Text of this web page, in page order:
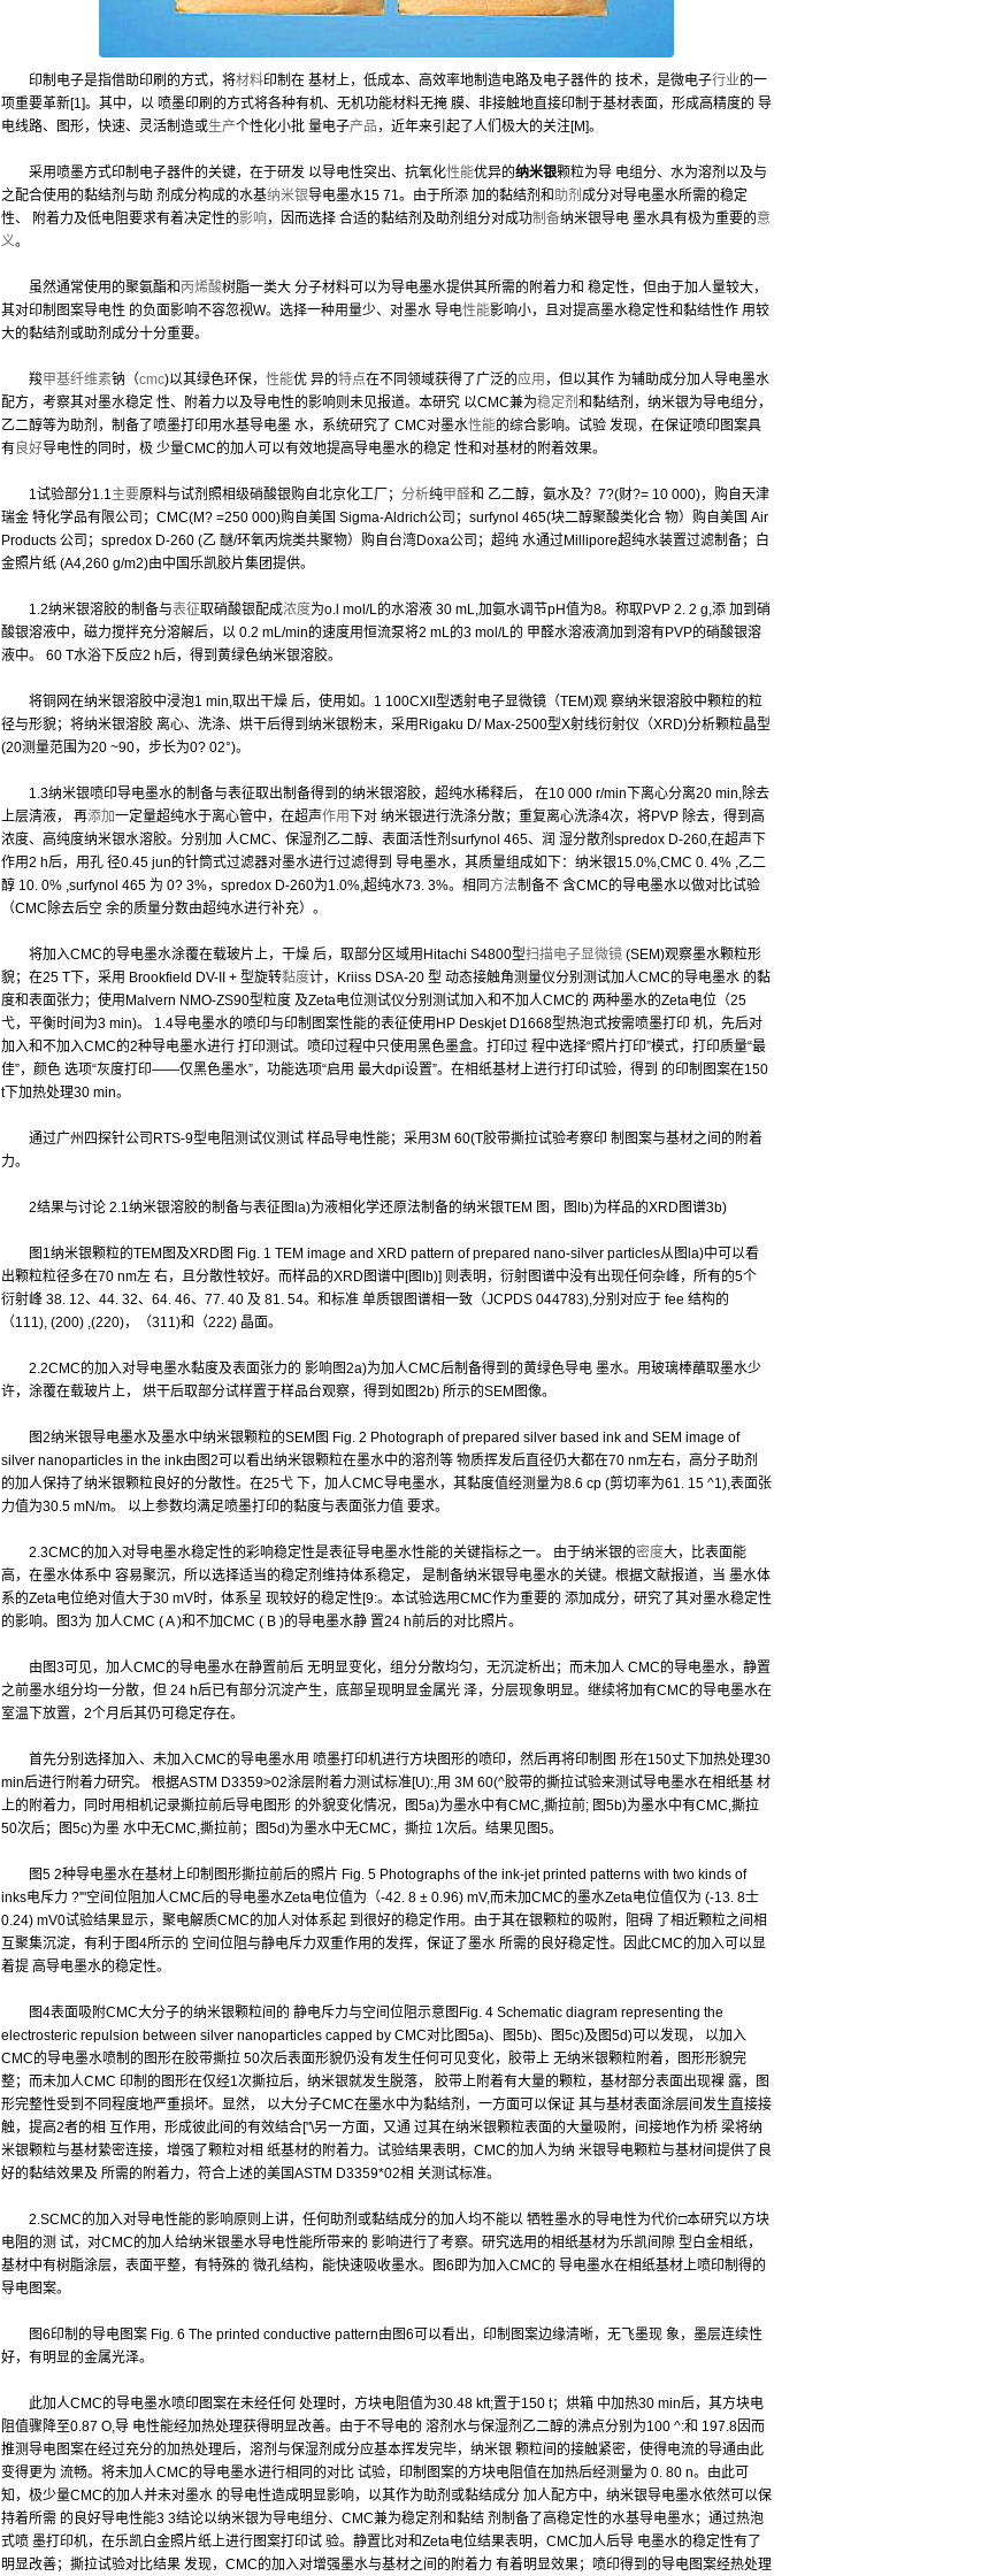
印制电子是指借助印刷的方式，将材料印制在 基材上，低成本、高效率地制造电路及电子器件的 技术，是微电子行业的一
项重要革新[1]。其中，以 喷墨印刷的方式将各种有机、无机功能材料无掩 膜、非接触地直接印制于基材表面，形成高精度的 导
电线路、图形，快速、灵活制造或生产个性化小批 量电子产品 ，近年来引起了人们极大的关注[M]。
采用喷墨方式印制电子器件的关键，在于研发 以导电性突出、抗氧化性能优异的纳米银颗粒为导 电组分、水为溶剂以及与
之配合使用的黏结剂与助 剂成分构成的水基纳米银导电墨水15 71。由于所添 加的黏结剂和助剂 成分对导电墨水所需的稳定
性、 附着力及低电阻要求有着决定性的影响 ，因而选择 合适的黏结剂及助剂组分对成功制备纳米银导电 墨水具有极为重要的意
义。
虽然通常使用的聚氨酯和 丙烯酸树脂一类大 分子材料可以为导电墨水提供其所需的附着力和 稳定性，但由于加人量较大，
其对印制图案导电性 的负面影响不容忽视W。选择一种用量少、对墨水 导电性能影响小，且对提高墨水稳定性和黏结性作 用较
大的黏结剂或助剂成分十分重要。
羧甲基纤维素钠（cmc)以其绿色环保， 性能优 异的特点在不同领域获得了广泛的应用 ，但以其作 为辅助成分加人导电墨水
配方，考察其对墨水稳定 性、附着力以及导电性的影响则未见报道。本研究 以CMC兼为稳定剂 和黏结剂，纳米银为导电组分，
乙二醇等为助剂，制备了喷墨打印用水基导电墨 水，系统研究了 CMC对墨水性能的综合影响。试验 发现，在保证喷印图案具
有 良好导电性的同时，极 少量CMC的加人可以有效地提高导电墨水的稳定 性和对基材的附着效果。
1试验部分1.1主要原料与试剂照相级硝酸银购自北京化工厂； 分析纯甲醛和 乙二醇，氨水及？7?(财?= 10 000)，购自天津
瑞金 特化学品有限公司；CMC(M? =250 000)购自美国 Sigma-Aldrich公司；surfynol 465(块二醇聚酸类化合 物）购自美国 Air
Products 公司；spredox D-260 (乙 醚/环氧丙烷类共聚物）购自台湾Doxa公司；超纯 水通过Millipore超纯水装置过滤制备；白
金照片纸 (A4,260 g/m2)由中国乐凯胶片集团提供。
1.2纳米银溶胶的制备与表征取硝酸银配成浓度为o.l mol/L的水溶液 30 mL,加氨水调节pH值为8。称取PVP 2. 2 g,添 加到硝
酸银溶液中，磁力搅拌充分溶解后，以 0.2 mL/min的速度用恒流泵将2 mL的3 mol/L的 甲醛水溶液滴加到溶有PVP的硝酸银溶
液中。 60 T水浴下反应2 h后，得到黄绿色纳米银溶胶。
将铜网在纳米银溶胶中浸泡1 min,取出干燥 后，使用如。1 100CXII型透射电子显微镜（TEM)观 察纳米银溶胶中颗粒的粒
径与形貌；将纳米银溶胶 离心、洗涤、烘干后得到纳米银粉末，采用Rigaku D/ Max-2500型X射线衍射仪（XRD)分析颗粒晶型
(20测量范围为20 ~90，步长为0? 02°)。
1.3纳米银喷印导电墨水的制备与表征取出制备得到的纳米银溶胶，超纯水稀释后， 在10 000 r/min下离心分离20 min,除去
上层清液， 再添加一定量超纯水于离心管中，在超声作用 下对 纳米银进行洗涤分散；重复离心洗涤4次，将PVP 除去，得到高
浓度、高纯度纳米银水溶胶。分别加 人CMC、保湿剂乙二醇、表面活性剂surfynol 465、润 湿分散剂spredox D-260,在超声下
作用2 h后，用孔 径0.45 jun的针筒式过滤器对墨水进行过滤得到 导电墨水，其质量组成如下：纳米银15.0%,CMC 0. 4% ,乙二
醇 10. 0% ,surfynol 465 为 0? 3%，spredox D-260为1.0%,超纯水73. 3%。相同 方法制备不 含CMC的导电墨水以做对比试验
（CMC除去后空 余的质量分数由超纯水进行补充）。
将加入CMC的导电墨水涂覆在载玻片上，干燥 后，取部分区域用Hitachi S4800型扫描电子显微镜 (SEM)观察墨水颗粒形
貌；在25 T下，采用 Brookfield DV-II + 型旋转黏度计，Kriiss DSA-20 型 动态接触角测量仪分别测试加人CMC的导电墨水 的黏
度和表面张力；使用Malvern NMO-ZS90型粒度 及Zeta电位测试仪分别测试加入和不加人CMC的 两种墨水的Zeta电位（25
弋，平衡时间为3 min)。 1.4导电墨水的喷印与印制图案性能的表征使用HP Deskjet D1668型热泡式按需喷墨打印 机，先后对
加入和不加入CMC的2种导电墨水进行 打印测试。喷印过程中只使用黑色墨盒。打印过 程中选择“照片打印”模式，打印质量“最
佳”，颜色 选项“灰度打印——仅黑色墨水”，功能选项“启用 最大dpi设置”。在相纸基材上进行打印试验，得到 的印制图案在150
t下加热处理30 min。
通过广州四探针公司RTS-9型电阻测试仪测试 样品导电性能；采用3M 60(T胶带撕拉试验考察印 制图案与基材之间的附着
力。
2结果与讨论 2.1纳米银溶胶的制备与表征图la)为液相化学还原法制备的纳米银TEM 图，图lb)为样品的XRD图谱3b)
图1纳米银颗粒的TEM图及XRD图 Fig. 1 TEM image and XRD pattern of prepared nano-silver particles从图la)中可以看
出颗粒粒径多在70 nm左 右，且分散性较好。而样品的XRD图谱中[图lb)] 则表明，衍射图谱中没有出现任何杂峰，所有的5个
衍射峰 38. 12、44. 32、64. 46、77. 40 及 81. 54。和标准 单质银图谱相一致（JCPDS 044783),分别对应于 fee 结构的
（111), (200) ,(220)，（311)和（222) 晶面。
2.2CMC的加入对导电墨水黏度及表面张力的 影响图2a)为加人CMC后制备得到的黄绿色导电 墨水。用玻璃棒蘸取墨水少
许，涂覆在载玻片上， 烘干后取部分试样置于样品台观察，得到如图2b) 所示的SEM图像。
图2纳米银导电墨水及墨水中纳米银颗粒的SEM图 Fig. 2 Photograph of prepared silver based ink and SEM image of
silver nanoparticles in the ink由图2可以看出纳米银颗粒在墨水中的溶剂等 物质挥发后直径仍大都在70 nm左右，高分子助剂
的加人保持了纳米银颗粒良好的分散性。在25弋 下，加人CMC导电墨水，其黏度值经测量为8.6 cp (剪切率为61. 15 ^1),表面张
力值为30.5 mN/m。 以上参数均满足喷墨打印的黏度与表面张力值 要求。
2.3CMC的加入对导电墨水稳定性的彩响稳定性是表征导电墨水性能的关键指标之一。 由于纳米银的密度大，比表面能
高，在墨水体系中 容易聚沉，所以选择适当的稳定剂维持体系稳定， 是制备纳米银导电墨水的关键。根据文献报道，当 墨水体
系的Zeta电位绝对值大于30 mV时，体系呈 现较好的稳定性[9:。本试验选用CMC作为重要的 添加成分，研究了其对墨水稳定性
的影响。图3为 加人CMC ( A )和不加CMC ( B )的导电墨水静 置24 h前后的对比照片。
由图3可见，加人CMC的导电墨水在静置前后 无明显变化，组分分散均匀，无沉淀析出；而未加人 CMC的导电墨水，静置
之前墨水组分均一分散，但 24 h后已有部分沉淀产生，底部呈现明显金属光 泽，分层现象明显。继续将加有CMC的导电墨水在
室温下放置，2个月后其仍可稳定存在。
首先分别选择加入、未加入CMC的导电墨水用 喷墨打印机进行方块图形的喷印，然后再将印制图 形在150丈下加热处理30
min后进行附着力研究。 根据ASTM D3359>02涂层附着力测试标准[U):,用 3M 60(^胶带的撕拉试验来测试导电墨水在相纸基 材
上的附着力，同时用相机记录撕拉前后导电图形 的外貌变化情况，图5a)为墨水中有CMC,撕拉前; 图5b)为墨水中有CMC,撕拉
50次后；图5c)为墨 水中无CMC,撕拉前；图5d)为墨水中无CMC，撕拉 1次后。结果见图5。
图5 2种导电墨水在基材上印制图形撕拉前后的照片 Fig. 5 Photographs of the ink-jet printed patterns with two kinds of
inks电斥力 ?'"空间位阻加人CMC后的导电墨水Zeta电位值为（-42. 8 ± 0.96) mV,而未加CMC的墨水Zeta电位值仅为 (-13. 8士
0.24) mV0试验结果显示，聚电解质CMC的加人对体系起 到很好的稳定作用。由于其在银颗粒的吸附，阻碍 了相近颗粒之间相
互聚集沉淀，有利于图4所示的 空间位阻与静电斥力双重作用的发挥，保证了墨水 所需的良好稳定性。因此CMC的加入可以显
着提 高导电墨水的稳定性。
图4表面吸附CMC大分子的纳米银颗粒间的 静电斥力与空间位阻示意图Fig. 4 Schematic diagram representing the
electrosteric repulsion between silver nanoparticles capped by CMC对比图5a)、图5b)、图5c)及图5d)可以发现， 以加入
CMC的导电墨水喷制的图形在胶带撕拉 50次后表面形貌仍没有发生任何可见变化，胶带上 无纳米银颗粒附着，图形形貌完
整；而未加人CMC 印制的图形在仅经1次撕拉后，纳米银就发生脱落， 胶带上附着有大量的颗粒，基材部分表面出现裸 露，图
形完整性受到不同程度地严重损坏。显然， 以大分子CMC在墨水中为黏结剂，一方面可以保证 其与基材表面涂层间发生直接接
触，提高2者的相 互作用，形成彼此间的有效结合["\另一方面，又通 过其在纳米银颗粒表面的大量吸附，间接地作为桥 梁将纳
米银颗粒与基材絷密连接，增强了颗粒对相 纸基材的附着力。试验结果表明，CMC的加人为纳 米银导电颗粒与基材间提供了良
好的黏结效果及 所需的附着力，符合上述的美国ASTM D3359*02相 关测试标准。
2.SCMC的加入对导电性能的影响原则上讲，任何助剂或黏结成分的加人均不能以 牺牲墨水的导电性为代价□本研究以方块
电阻的测 试，对CMC的加人给纳米银墨水导电性能所带来的 影响进行了考察。研究选用的相纸基材为乐凯间隙 型白金相纸，
基材中有树脂涂层，表面平整，有特殊的 微孔结构，能快速吸收墨水。图6即为加入CMC的 导电墨水在相纸基材上喷印制得的
导电图案。
图6印制的导电图案 Fig. 6 The printed conductive pattern由图6可以看出，印制图案边缘清晰，无飞墨现 象，墨层连续性
好，有明显的金属光泽。
此加人CMC的导电墨水喷印图案在未经任何 处理时，方块电阻值为30.48 kft;置于150 t；烘箱 中加热30 min后，其方块电
阻值骤降至0.87 O,导 电性能经加热处理获得明显改善。由于不导电的 溶剂水与保湿剂乙二醇的沸点分别为100 ^:和 197.8因而
推测导电图案在经过充分的加热处理后，溶剂与保湿剂成分应基本挥发完毕，纳米银 颗粒间的接触紧密，使得电流的导通由此
变得更为 流畅。将未加人CMC的导电墨水进行相同的对比 试验，印制图案的方块电阻值在加热后经测量为 0. 80 n。由此可
知，极少量CMC的加人并未对墨水 的导电性造成明显影响，以其作为助剂或黏结成分 加人配方中，纳米银导电墨水依然可以保
持着所需 的良好导电性能3 3结论以纳米银为导电组分、CMC兼为稳定剂和黏结 剂制备了高稳定性的水基导电墨水；通过热泡
式喷 墨打印机，在乐凯白金照片纸上进行图案打印试 验。静置比对和Zeta电位结果表明，CMC加人后导 电墨水的稳定性有了
明显改善；撕拉试验对比结果 发现，CMC的加入对增强墨水与基材之间的附着力 有着明显效果；喷印得到的导电图案经热处理